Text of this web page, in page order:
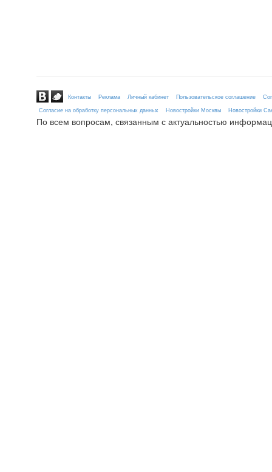
Контакты Реклама Личный кабинет Пользовательское соглашение
Согласие на обработку персональных данных
Новостройки Москвы Новостройки
По всем вопросам, связанным с актуальностью